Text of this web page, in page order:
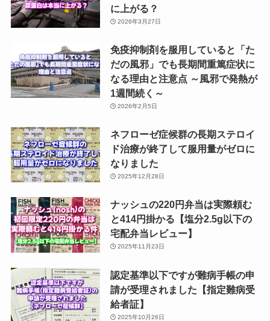
に上がる？
2026年3月27日
免疫抑制剤を服用していると「た
だの風邪」でも長期間重篤症状に
なる理由と注意点 ～風邪で発熱が
1週間続く～
2026年2月5日
ネフローゼ症候群の長期ステロイ
ド治療が終了して服用量がゼロに
なりました
2025年12月28日
ナッシュの220円弁当は実際頼む
と414円掛かる【塩分2.5g以下の
宅配弁当レビュー】
2025年11月23日
認定基準以下ですが難病手帳の申
請が受理されました【指定難病受
給者証】
2025年10月26日